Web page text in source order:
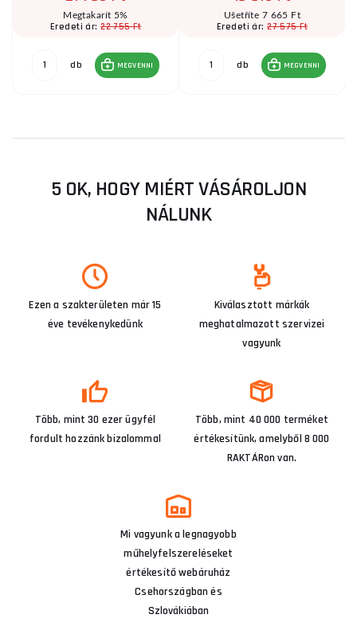
Megtakarít 5%
Eredeti ár:22 755 Ft
db MEGVENNI
Ušetříte 7 665 Ft
Eredeti ár:27 575 Ft
db MEGVENNI
5 OK, HOGY MIÉRT VÁSÁROLJON
NÁLUNK
Ezen a szakterületen már 15
éve tevékenykedünk
Kiválasztott márkák
meghatalmazott szervizei
vagyunk
Több, mint 30 ezer ügyfél
fordult hozzánk bizalommal
Több, mint 40 000 terméket
értékesítünk, amelyből 8 000
RAKTÁRon van.
Mi vagyunk a legnagyobb
műhelyfelszereléseket
értékesítő webáruház
Csehországban és
Szlovákiában